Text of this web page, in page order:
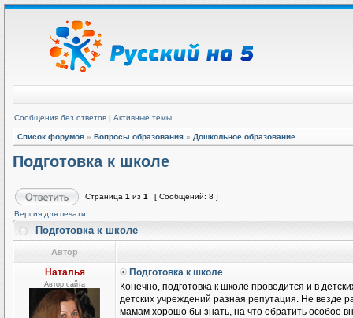
Сообщения без ответов | Активные темы
Список форумов » Вопросы образования » Дошкольное образование
Подготовка к школе
Страница 1 из 1
[ Сообщений: 8 ]
Версия для печати
Подготовка к школе
Автор
Наталья
Автор сайта
Подготовка к школе
Конечно, подготовка к школе проводится и в
детских учреждений разная репутация. Не везде
мамам хорошо бы знать, на что обратить особое